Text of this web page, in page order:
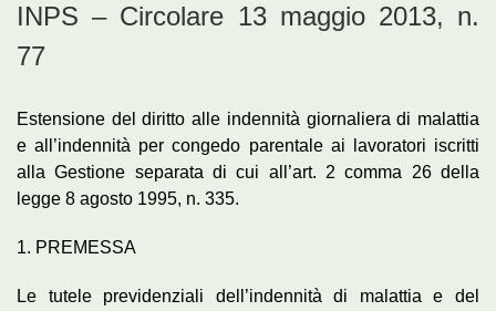
INPS – Circolare 13 maggio 2013, n.
77
Estensione del diritto alle indennità giornaliera di malattia
e all’indennità per congedo parentale ai lavoratori iscritti
alla Gestione separata di cui all’art. 2 comma 26 della
legge 8 agosto 1995, n. 335.
1. PREMESSA
Le tutele previdenziali dell’indennità di malattia e del